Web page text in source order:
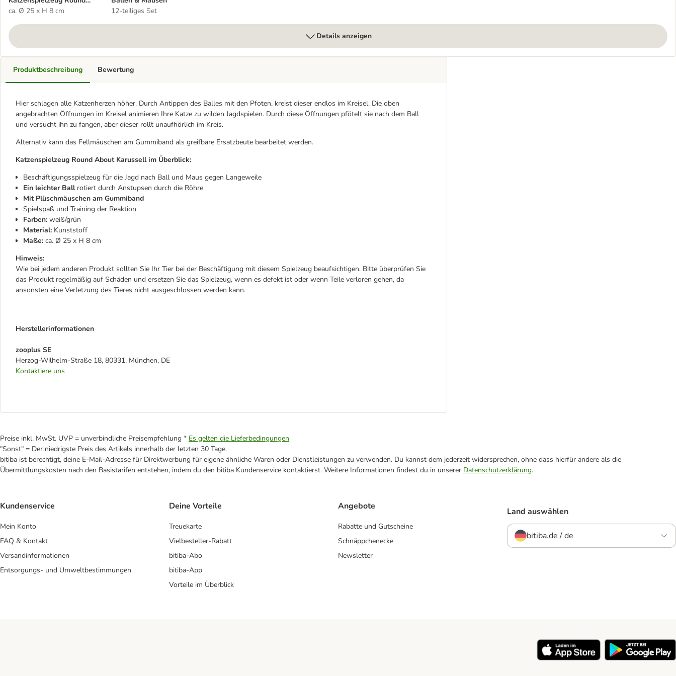
About Karussell
ca. Ø 25 x H 8 cm
12-teiliges Set
Details anzeigen
Produktbeschreibung
Hier schlagen alle Katzenherzen höher. Durch Antippen des Balles mit den Pfoten, kreist dieser endlos im Kreisel. Die oben
angebrachten Öffnungen im Kreisel animieren Ihre Katze zu wilden Jagdspielen. Durch diese Öffnungen pfötelt sie nach dem Ball
und versucht ihn zu fangen, aber dieser rollt unaufhörlich im Kreis.
Alternativ kann das Fellmäuschen am Gummiband als greifbare Ersatzbeute bearbeitet werden.
Katzenspielzeug Round About Karussell im Überblick:
Beschäftigungsspielzeug für die Jagd nach Ball und Maus gegen Langeweile
Ein leichter Ballrotiert durch Anstupsen durch die Röhre
Mit Plüschmäuschen am Gummiband
Spielspaß und Training der Reaktion
Farben: weiß/grün
Material: Kunststoff
Maße: ca. Ø 25 x H 8 cm
Hinweis:
Wie bei jedem anderen Produkt sollten Sie Ihr Tier bei der Beschäftigung mit diesem Spielzeug beaufsichtigen. Bitte überprüfen Sie
das Produkt regelmäßig auf Schäden und ersetzen Sie das Spielzeug, wenn es defekt ist oder wenn Teile verloren gehen, da
ansonsten eine Verletzung des Tieres nicht ausgeschlossen werden kann.
Herstellerinformationen
zooplus SE
Herzog-Wilhelm-Straße 18, 80331, München, DE
Kontaktiere uns
Bewertung
Preise inkl. MwSt. UVP = unverbindliche Preisempfehlung * Es gelten die Lieferbedingungen
"Sonst" = Der niedrigste Preis des Artikels innerhalb der letzten 30 Tage.
bitiba ist berechtigt, deine E-Mail-Adresse für Direktwerbung für eigene ähnliche Waren oder Dienstleistungen zu verwenden. Du kannst dem jederzeit widersprechen, ohne dass hierfür andere als die
Übermittlungskosten nach den Basistarifen entstehen, indem du den bitiba Kundenservice kontaktierst. Weitere Informationen findest du in unserer Datenschutzerklärung.
Kundenservice
Mein Konto
FAQ & Kontakt
Versandinformationen
Entsorgungs- und Umweltbestimmungen
Deine Vorteile
Treuekarte
Vielbesteller-Rabatt
bitiba-Abo
bitiba-App
Vorteile im Überblick
Angebote
Rabatte und Gutscheine
Schnäppchenecke
Newsletter
Land auswählen
bitiba.de / de